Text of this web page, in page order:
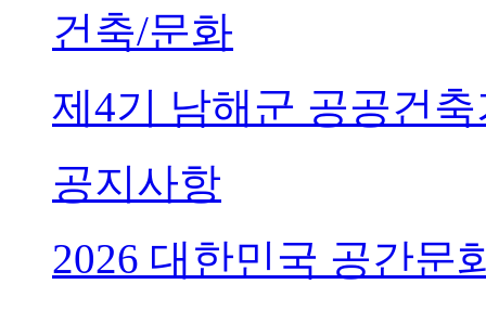
건축/문화
제4기 남해군 공공건
공지사항
2026 대한민국 공간문